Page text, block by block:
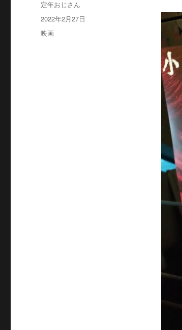
投
稿
定年おじさん
投
稿
2022年2月27日
カ
映画